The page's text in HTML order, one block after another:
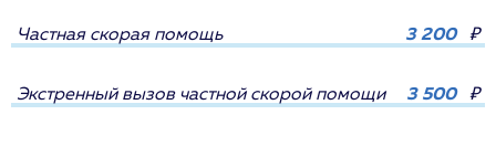
Частная скорая помощь 3 200 ₽
Экстренный вызов частной скорой помощи 3 500 ₽